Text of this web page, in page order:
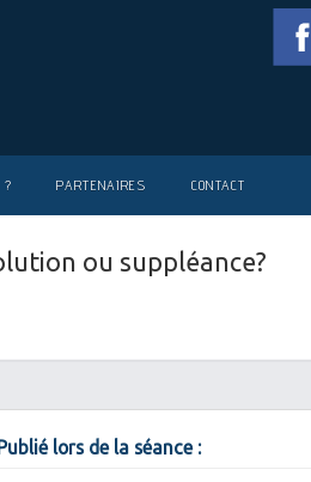
? PARTENAIRES CONTACT
ou suppléance?
lors de la séance :